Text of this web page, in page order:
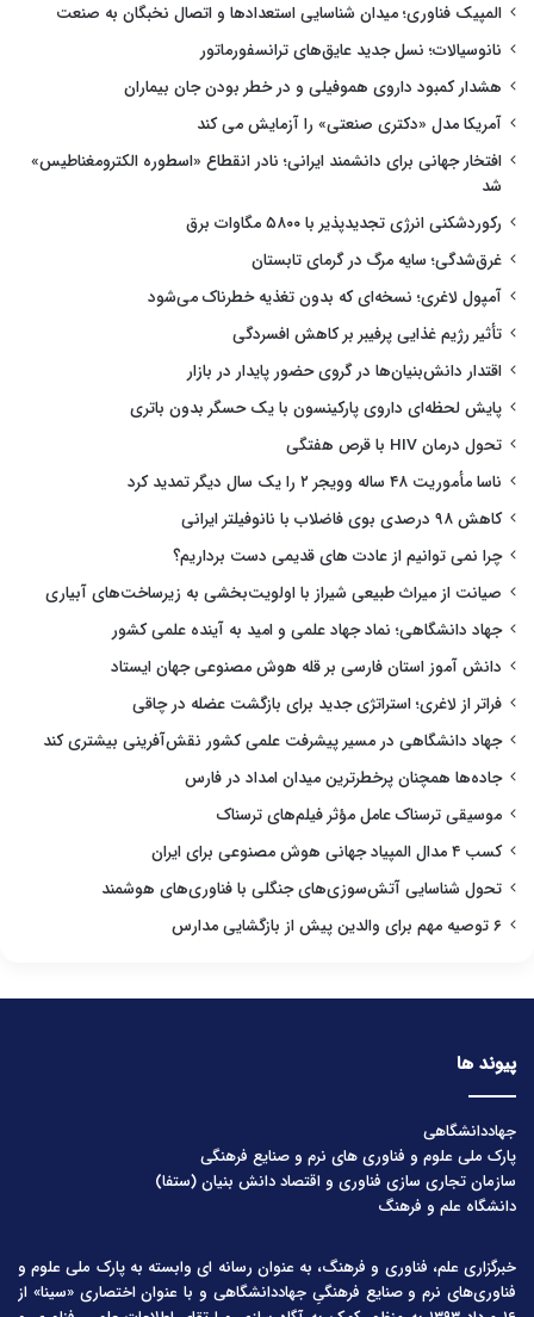
المپیک فناوری؛ میدان شناسایی استعدادها و اتصال نخبگان به صنعت
نانوسیالات؛ نسل جدید عایق‌های ترانسفورماتور
هشدار کمبود داروی هموفیلی و در خطر بودن جان بیماران
آمریکا مدل «دکتری صنعتی» را آزمایش می کند
افتخار جهانی برای دانشمند ایرانی؛ نادر انقطاع «اسطوره الکترومغناطیس»
شد
رکوردشکنی انرژی تجدیدپذیر با ۵۸۰۰ مگاوات برق
غرق‌شدگی؛ سایه مرگ در گرمای تابستان
آمپول لاغری؛ نسخه‌ای که بدون تغذیه خطرناک می‌شود
تأثیر رژیم غذایی پرفیبر بر کاهش افسردگی
اقتدار دانش‌بنیان‌ها در گروی حضور پایدار در بازار
پایش لحظه‌ای داروی پارکینسون با یک حسگر بدون باتری
تحول درمان HIV با قرص هفتگی
ناسا مأموریت ۴۸ ساله وویجر ۲ را یک سال دیگر تمدید کرد
کاهش ۹۸ درصدی بوی فاضلاب با نانوفیلتر ایرانی
چرا نمی توانیم از عادت های قدیمی دست برداریم؟
صیانت از میراث طبیعی شیراز با اولویت‌بخشی به زیرساخت‌های آبیاری
جهاد دانشگاهی؛ نماد جهاد علمی و امید به آینده علمی کشور
دانش آموز استان فارسی بر قله هوش مصنوعی جهان ایستاد
فراتر از لاغری؛ استراتژی جدید برای بازگشت عضله در چاقی
جهاد دانشگاهی در مسیر پیشرفت علمی کشور نقش‌آفرینی بیشتری کند
جاده‌ها همچنان پرخطرترین میدان امداد در فارس
موسیقی ترسناک عامل مؤثر فیلم‌های ترسناک
کسب ۴ مدال المپیاد جهانی هوش مصنوعی برای ایران
تحول شناسایی آتش‌سوزی‌های جنگلی با فناوری‌های هوشمند
۶ توصیه مهم برای والدین پیش از بازگشایی مدارس
پیوند ها
جهاددانشگاهی
پارک ملی علوم و فناوری های نرم و صنایع فرهنگی
سازمان تجاری سازی فناوری و اقتصاد دانش بنیان (ستفا)
دانشگاه علم و فرهنگ
خبرگزاری علم، فناوری و فرهنگ، به عنوان رسانه ای وابسته به پارک ملی علوم و
فناوری‌های نرم و صنایع فرهنگیِ جهاددانشگاهی و با عنوان اختصاری «سینا» از